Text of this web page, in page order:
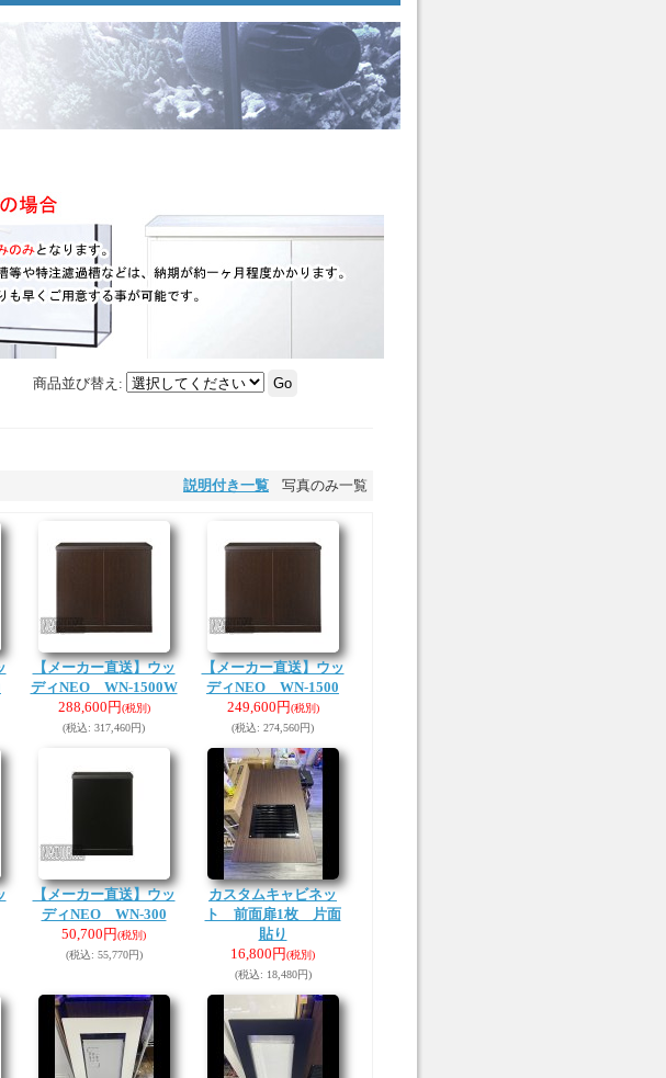
商品並び替え :
説明付き一覧 写真のみ一覧
【メーカー直送】ウッ
ディNEO WN-1500W
288,600円(税別)
(税込: 317,460円)
【メーカー直送】ウッ
ディNEO WN-1500
249,600円(税別)
(税込: 274,560円)
【メーカー直送】ウッ
ディNEO WN-300
50,700円(税別)
(税込: 55,770円)
カスタムキャビネッ
ト 前面扉1枚 片面
貼り
16,800円(税別)
(税込: 18,480円)